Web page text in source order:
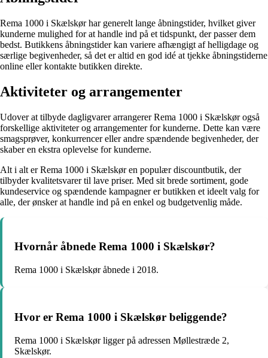
Rema 1000 i Skælskør har generelt lange åbningstider, hvilket giver
kunderne mulighed for at handle ind på et tidspunkt, der passer dem
bedst. Butikkens åbningstider kan variere afhængigt af helligdage og
særlige begivenheder, så det er altid en god idé at tjekke åbningstiderne
online eller kontakte butikken direkte.
Aktiviteter og arrangementer
Udover at tilbyde dagligvarer arrangerer Rema 1000 i Skælskør også
forskellige aktiviteter og arrangementer for kunderne. Dette kan være
smagsprøver, konkurrencer eller andre spændende begivenheder, der
skaber en ekstra oplevelse for kunderne.
Alt i alt er Rema 1000 i Skælskør en populær discountbutik, der
tilbyder kvalitetsvarer til lave priser. Med sit brede sortiment, gode
kundeservice og spændende kampagner er butikken et ideelt valg for
alle, der ønsker at handle ind på en enkel og budgetvenlig måde.
Hvornår åbnede Rema 1000 i Skælskør?
Rema 1000 i Skælskør åbnede i 2018.
Hvor er Rema 1000 i Skælskør beliggende?
Rema 1000 i Skælskør ligger på adressen Møllestræde 2,
Skælskør.